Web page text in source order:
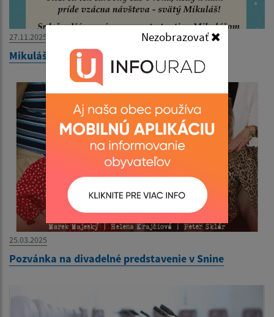
Nezobrazovať
27.11.2025
Mikuláš
25.03.2025
Pozvánka na divadelné predstavenie v Snine